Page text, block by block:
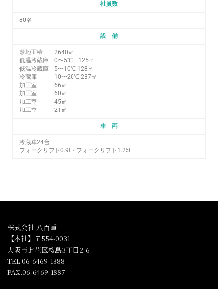
社員数
80名
設 備
敷地面積 2640㎡
低温冷蔵庫 0〜5℃ 125㎡
低温冷蔵庫 5〜10℃ 128㎡
冷蔵庫 10〜20℃ 237㎡
加工室 66㎡
加工室 60㎡
加工室 45㎡
加工室 21㎡
車 両
冷蔵車24台
フォークリフト0.9t・フォークリフト1.25t
株式会社 八百重
【本社】〒554-0031
大阪市此花区桜島3丁目2-6
TEL.06-6469-1888
FAX.06-6469-1887